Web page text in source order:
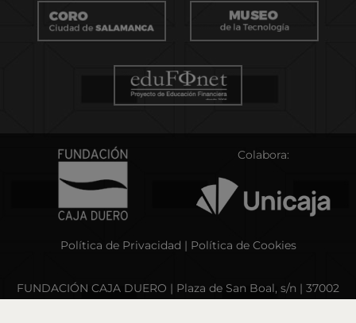
Colabora:
Política de Privacidad | Política de Cookies
FUNDACIÓN CAJA DUERO | Plaza de San Boal, s/n | 37002